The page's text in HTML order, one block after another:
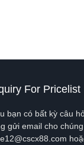
For Pricelist
bạn có bất kỳ câu
gửi email cho